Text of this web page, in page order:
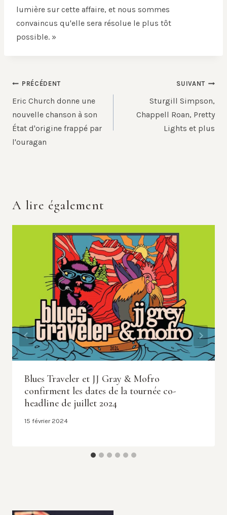
lumière sur cette affaire, et nous sommes
convaincus qu'elle sera résolue le plus tôt
possible. »
Navigation
de
l’article
PRÉCÉDENT
Eric Church donne une
nouvelle chanson à son
État d'origine frappé par
l'ouragan
SUIVANT
Sturgill Simpson,
Chappell Roan, Pretty
Lights et plus
A lire également
Blues Traveler et JJ Gray & Mofro
confirment les dates de la tournée co-
headline de juillet 2024
15 février 2024